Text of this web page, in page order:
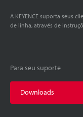
A KEYENCE suporta seus
de linha, através de
Para seu suporte
Downloads